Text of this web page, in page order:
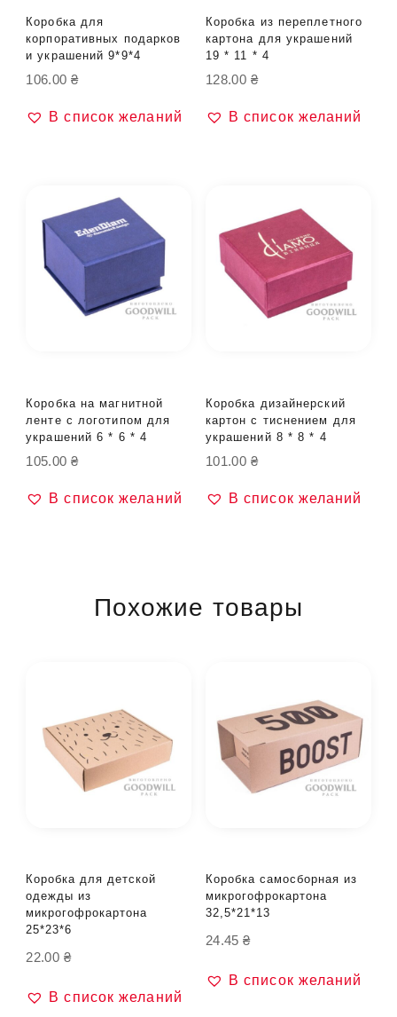
Коробка для
корпоративных подарков
и украшений 9*9*4
106.00 ₴
В список желаний
Коробка из переплетного
картона для украшений
19 * 11 * 4
128.00 ₴
В список желаний
Коробка на магнитной
ленте с логотипом для
украшений 6 * 6 * 4
105.00 ₴
В список желаний
Коробка дизайнерский
картон с тиснением для
украшений 8 * 8 * 4
101.00 ₴
В список желаний
Похожие товары
Коробка для детской
одежды из
микрогофрокартона
25*23*6
22.00 ₴
В список желаний
Коробка самосборная из
микрогофрокартона
32,5*21*13
24.45₴
В список желаний